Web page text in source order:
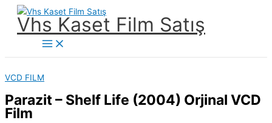
İçeriğe
Vhs Kaset Film Satış
Main
Menu
VCD FILM
Parazit – Shelf Life (2004) Orjinal VCD
Film